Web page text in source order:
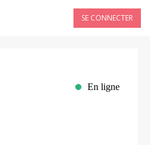
SE CONNECTER
En ligne